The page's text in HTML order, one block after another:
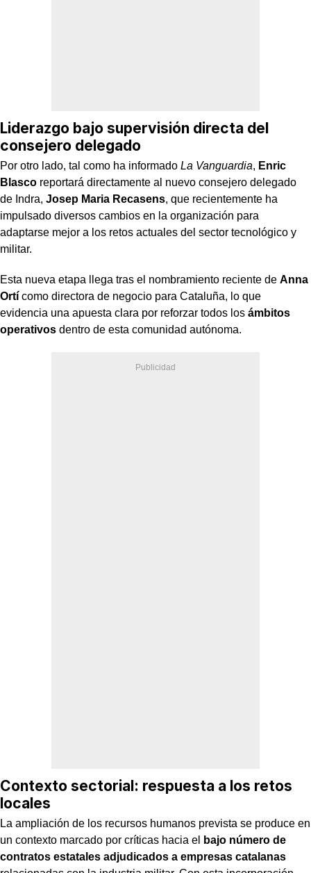
Liderazgo bajo supervisión directa del
consejero delegado
Por otro lado, tal como ha informado La Vanguardia, Enric
Blasco reportará directamente al nuevo consejero delegado
de Indra, Josep Maria Recasens, que recientemente ha
impulsado diversos cambios en la organización para
adaptarse mejor a los retos actuales del sector tecnológico y
militar.
Esta nueva etapa llega tras el nombramiento reciente de Anna
Ortí como directora de negocio para Cataluña, lo que
evidencia una apuesta clara por reforzar todos los ámbitos
operativos dentro de esta comunidad autónoma.
Contexto sectorial: respuesta a los retos
locales
La ampliación de los recursos humanos prevista se produce en
un contexto marcado por críticas hacia el
bajo número de
contratos estatales adjudicados a empresas catalanas